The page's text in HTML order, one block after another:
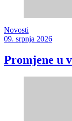
Novosti
09. srpnja 2026
Promjene u